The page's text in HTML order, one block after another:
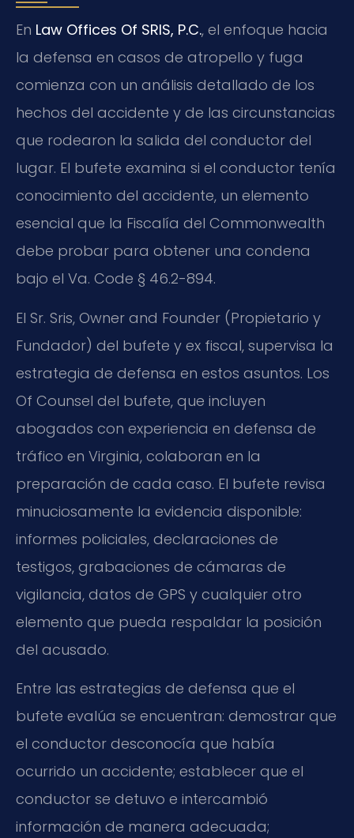
En Law Offices Of SRIS, P.C., el enfoque hacia
la defensa en casos de atropello y fuga
comienza con un análisis detallado de los
hechos del accidente y de las circunstancias
que rodearon la salida del conductor del
lugar. El bufete examina si el conductor tenía
conocimiento del accidente, un elemento
esencial que la Fiscalía del Commonwealth
debe probar para obtener una condena
bajo el Va. Code § 46.2-894.
El Sr. Sris, Owner and Founder (Propietario y
Fundador) del bufete y ex fiscal, supervisa la
estrategia de defensa en estos asuntos. Los
Of Counsel del bufete, que incluyen
abogados con experiencia en defensa de
tráfico en Virginia, colaboran en la
preparación de cada caso. El bufete revisa
minuciosamente la evidencia disponible:
informes policiales, declaraciones de
testigos, grabaciones de cámaras de
vigilancia, datos de GPS y cualquier otro
elemento que pueda respaldar la posición
del acusado.
Entre las estrategias de defensa que el
bufete evalúa se encuentran: demostrar que
el conductor desconocía que había
ocurrido un accidente; establecer que el
conductor se detuvo e intercambió
información de manera adecuada;